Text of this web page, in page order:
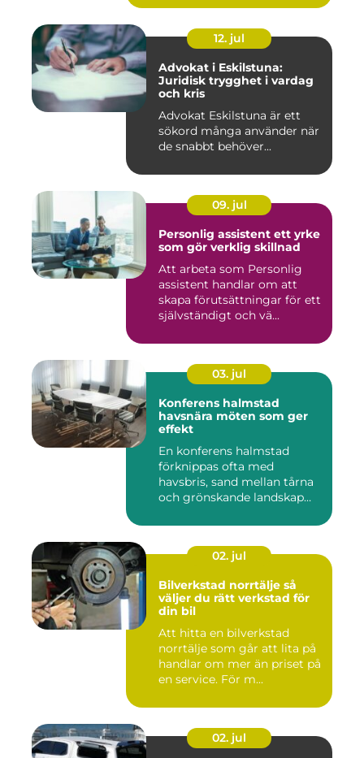
12. jul
Advokat i Eskilstuna:
Juridisk trygghet i vardag
och kris
Advokat Eskilstuna är ett
sökord många använder när
de snabbt behöver...
09. jul
Personlig assistent ett yrke
som gör verklig skillnad
Att arbeta som Personlig
assistent handlar om att
skapa förutsättningar för ett
självständigt och vä...
03. jul
Konferens halmstad
havsnära möten som ger
effekt
En konferens halmstad
förknippas ofta med
havsbris, sand mellan tårna
och grönskande landskap
02. jul
Bilverkstad norrtälje så
väljer du rätt verkstad för
din bil
Att hitta en bilverkstad
norrtälje som går att lita på
handlar om mer än priset på
en service. För m...
02. jul